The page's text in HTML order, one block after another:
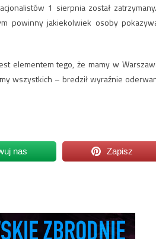
1 sierpnia został
powinny jakiekolwiek osoby
elementem tego, że mamy w
wszystkich – bredził wyraźnie
nas Zapisz